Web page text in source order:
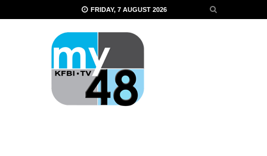
FRIDAY, 7 AUGUST 2026